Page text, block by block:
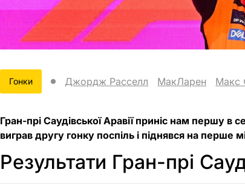
Гонки Джордж Расселл МакЛарен Макс
Гран-прі Саудівської Аравії приніс нам першу в
виграв другу гонку поспіль і піднявся на перше
Результати Гран-прі